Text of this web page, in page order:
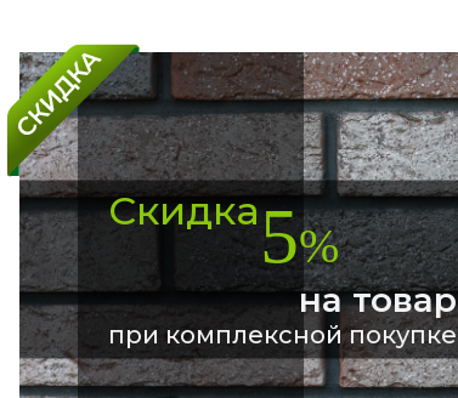
Скидка5%
на товар
при комплексной покупке